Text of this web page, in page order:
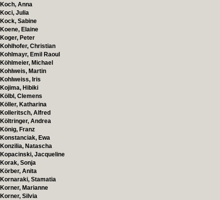
Koch, Anna
Koci, Julia
Kock, Sabine
Koene, Elaine
Koger, Peter
Kohlhofer, Christian
Kohlmayr, Emil Raoul
Köhlmeier, Michael
Kohlweis, Martin
Kohlweiss, Iris
Kojima, Hibiki
Kölbl, Clemens
Köller, Katharina
Kolleritsch, Alfred
Költringer, Andrea
König, Franz
Konstanciak, Ewa
Konzilia, Natascha
Kopacinski, Jacqueline
Korak, Sonja
Körber, Anita
Kornaraki, Stamatia
Korner, Marianne
Korner, Silvia